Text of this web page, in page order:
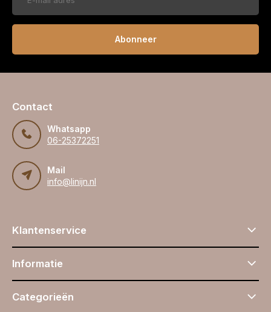
Abonneer
Contact
Whatsapp
06-25372251
Mail
info@linijn.nl
Klantenservice
Informatie
Categorieën